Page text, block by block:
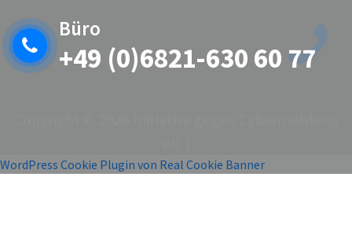
Büro
+49 (0)6821-630 60 77
WordPress Cookie Plugin von Real Cookie Banner